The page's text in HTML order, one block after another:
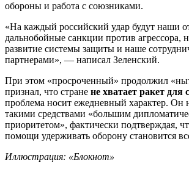
обороны и работа с союзниками.
«На каждый российский удар будут наши
дальнобойные санкции против агрессора,
развитие системы защиты и наше
партнерами», — написал Зеленский.
При этом «просроченный» продолжил
признал, что стране не хватает ракет
проблема носит ежедневный характер. Он
такими средствами «большим
приоритетом», фактически подтверждая,
помощи удерживать оборону становится
Иллюстрация: «Блокнот»